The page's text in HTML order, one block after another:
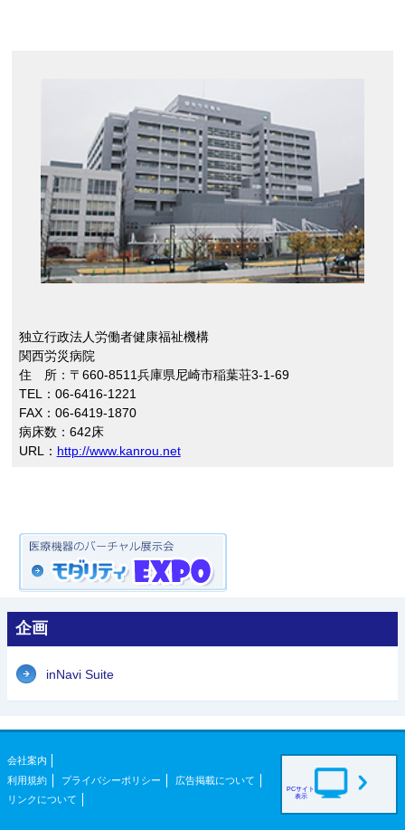
独立行政法人労働者健康福祉機構
関西労災病院
住 所：〒660-8511兵庫県尼崎市稲葉荘3-1-69
TEL：06-6416-1221
FAX：06-6419-1870
病床数：642床
URL： http://www.kanrou.net
企画
inNavi Suite
会社案内
利用規約
プライバシーポリシー
広告掲載について
リンクについて
PCサイト
表示